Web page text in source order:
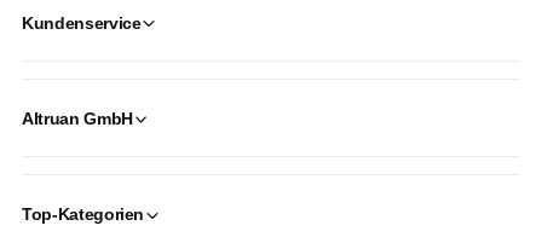
Kundenservice
Altruan GmbH
Top-Kategorien